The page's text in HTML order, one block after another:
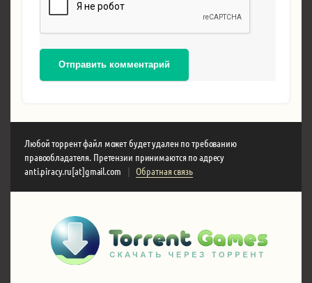
Отправить комментарий
Любой торрент файл может будет удален по требованию
правообладателя. Претензии принимаются по адресу
anti.piracy.ru[at]gmail.com
| Обратная связь